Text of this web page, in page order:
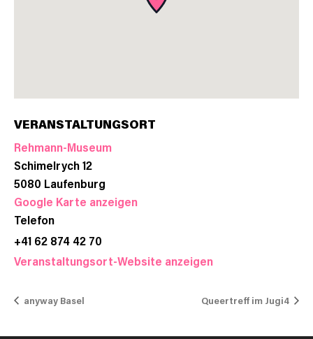
VERANSTALTUNGSORT
Rehmann-Museum
Schimelrych 12
5080 Laufenburg
Google Karte anzeigen
Telefon
+41 62 874 42 70
Veranstaltungsort-Website anzeigen
anyway Basel Queertreff im Jugi4